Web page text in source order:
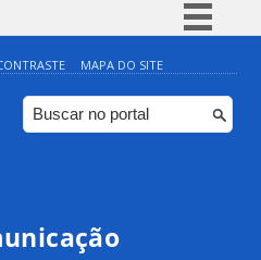
Simplifique!
Comunica BR
Participe
Canais
MAPA DO SITE